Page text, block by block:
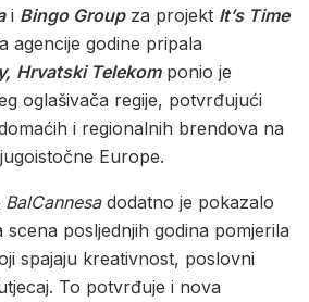
i Bingo Groupza projekt It’s Time
agencije godine pripala
Hrvatski Telekomponio je
oglašivača regije, potvrđujući
i regionalnih brendova na
Europe.
BalCannesa dodatno je pokazalo
posljednjih godina pomjerila
spajaju kreativnost, poslovni
To potvrđuje i nova